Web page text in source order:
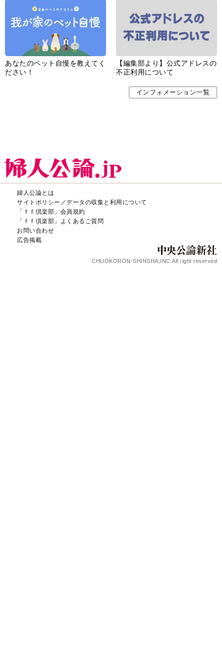
あなたのペット自慢を教えてく
ださい！
【編集部より】公式アドレスの
不正利用について
インフォメーション一覧
婦人公論とは
サイトポリシー／データの収集と利用について
「ｆｆ倶楽部」会員規約
「ｆｆ倶楽部」よくあるご質問
お問い合わせ
広告掲載
CHUOKORON-SHINSHA,INC.All right reserved